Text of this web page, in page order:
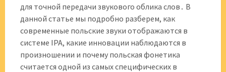
для точной передачи звукового облика слов․ В
данной статье мы подробно разберем, как
современные польские звуки отображаются в
системе IPA, какие инновации наблюдаются в
произношении и почему польская фонетика
считается одной из самых специфических в